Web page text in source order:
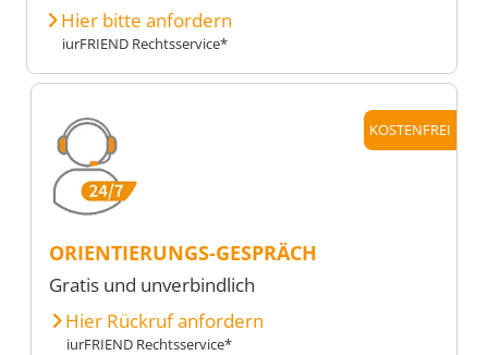
Hier bitte anfordern
iurFRIEND Rechtsservice*
KOSTENFREI
ORIENTIERUNGS-GESPRÄCH
Gratis und unverbindlich
Hier Rückruf anfordern
iurFRIEND Rechtsservice*